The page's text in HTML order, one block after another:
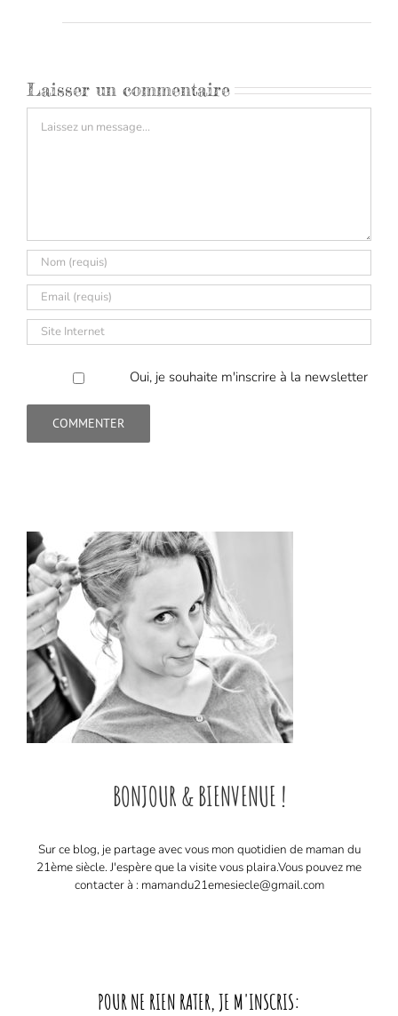
Laisser un commentaire
Oui, je souhaite m'inscrire à la newsletter
BONJOUR & BIENVENUE !
Sur ce blog, je partage avec vous mon quotidien de maman du
21ème siècle. J'espère que la visite vous plaira. ​ Vous pouvez me
contacter à : mamandu21emesiecle@gmail.com
POUR NE RIEN RATER, JE M'INSCRIS: